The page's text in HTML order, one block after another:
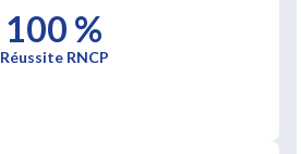
100 %
Réussite RNCP